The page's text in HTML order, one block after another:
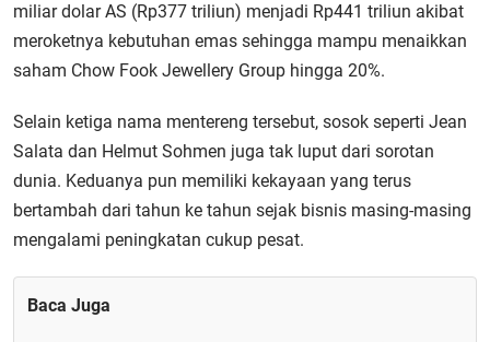
miliar dolar AS (Rp377 triliun) menjadi Rp441 triliun akibat
meroketnya kebutuhan emas sehingga mampu menaikkan
saham Chow Fook Jewellery Group hingga 20%.
Selain ketiga nama mentereng tersebut, sosok seperti Jean
Salata dan Helmut Sohmen juga tak luput dari sorotan
dunia. Keduanya pun memiliki kekayaan yang terus
bertambah dari tahun ke tahun sejak bisnis masing-masing
mengalami peningkatan cukup pesat.
Baca Juga